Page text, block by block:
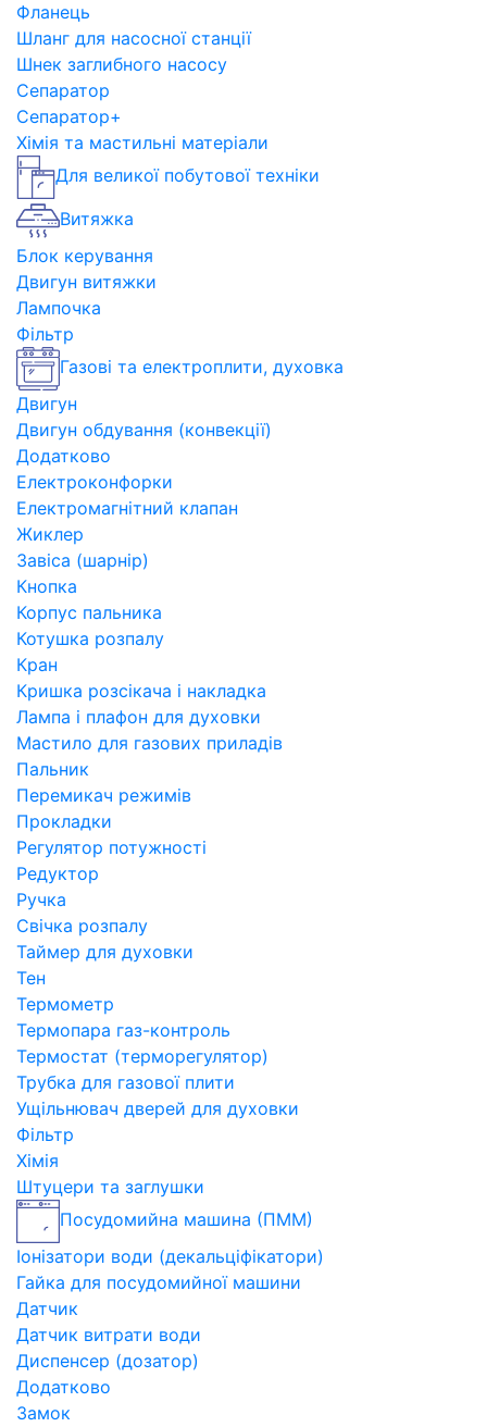
Фланець
Шланг для насосної станції
Шнек заглибного насосу
Сепаратор
Сепаратор+
Хімія та мастильні матеріали
Для великої побутової техніки
Витяжка
Блок керування
Двигун витяжки
Лампочка
Фільтр
Газові та електроплити, духовка
Двигун
Двигун обдування (конвекції)
Додатково
Електроконфорки
Електромагнітний клапан
Жиклер
Завіса (шарнір)
Кнопка
Корпус пальника
Котушка розпалу
Кран
Кришка розсікача і накладка
Лампа і плафон для духовки
Мастило для газових приладів
Пальник
Перемикач режимів
Прокладки
Регулятор потужності
Редуктор
Ручка
Свічка розпалу
Таймер для духовки
Тен
Термометр
Термопара газ-контроль
Термостат (терморегулятор)
Трубка для газової плити
Ущільнювач дверей для духовки
Фільтр
Хімія
Штуцери та заглушки
Посудомийна машина (ПММ)
Іонізатори води (декальціфікатори)
Гайка для посудомийної машини
Датчик
Датчик витрати води
Диспенсер (дозатор)
Додатково
Замок